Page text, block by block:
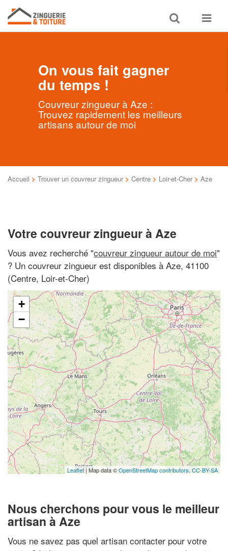
Toggle
search
Toggle
On vous fait gagner
du temps !
Couvreur zingueur à Aze :
Trouvez rapidement les meilleurs
artisans autour de moi
Accueil > Trouver un couvreur zingueur > Centre > Loir-et-Cher > Aze
Votre couvreur zingueur à Aze
Vous avez recherché "couvreur zingueur autour de moi"
? Un couvreur zingueur est disponibles à Aze, 41100
(Centre, Loir-et-Cher)
+
−
Leaflet| Map data ©OpenStreetMap contributors, CC-BY-SA
Nous cherchons pour vous le meilleur
artisan à Aze
Vous ne savez pas quel artisan contacter pour votre